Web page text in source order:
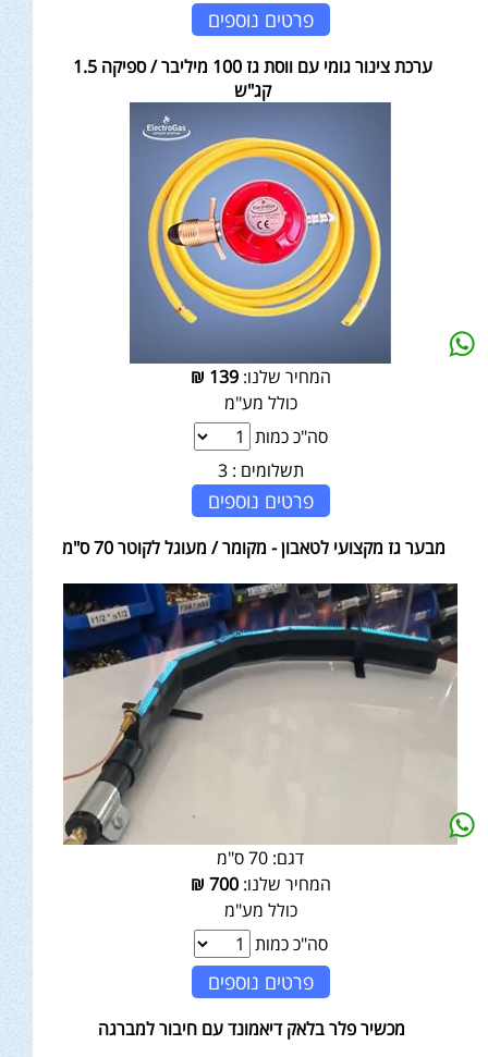
פרטים נוספים
ערכת צינור גומי עם ווסת גז 100 מיליבר / ספיקה 1.5
קג"ש
המחיר שלנו:139
₪
כולל מע"מ
סה"כ כמות
תשלומים : 3
פרטים נוספים
מבער גז מקצועי לטאבון - מקומר / מעוגל לקוטר 70 ס"מ
דגם: 70 ס"מ
המחיר שלנו:700
₪
כולל מע"מ
סה"כ כמות
פרטים נוספים
מכשיר פלר בלאק דיאמונד עם חיבור למברגה